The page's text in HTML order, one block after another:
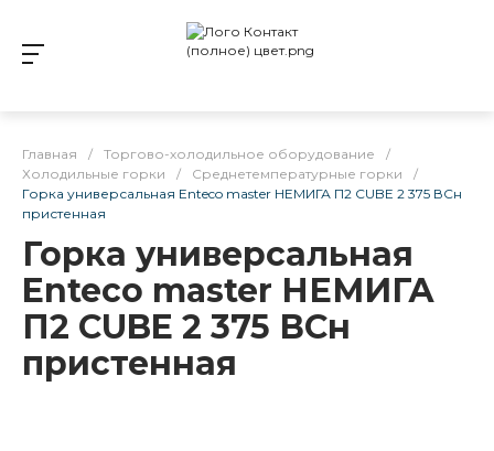
Главная / Торгово-холодильное оборудование
/
Холодильные горки
/ Среднетемпературные горки
/
Горка универсальная Enteco master НЕМИГА П2 CUBE 2 375 ВСн
пристенная
Горка универсальная
Enteco master НЕМИГА
П2 CUBE 2 375 ВСн
пристенная